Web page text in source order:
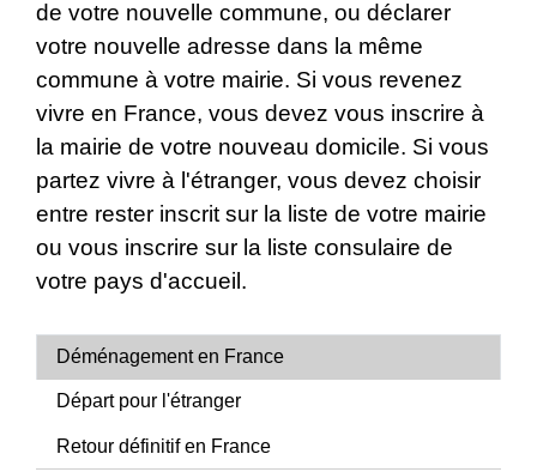
de votre nouvelle commune, ou déclarer
votre nouvelle adresse dans la même
commune à votre mairie. Si vous revenez
vivre en France, vous devez vous inscrire à
la mairie de votre nouveau domicile. Si vous
partez vivre à l'étranger, vous devez choisir
entre rester inscrit sur la liste de votre mairie
ou vous inscrire sur la liste consulaire de
votre pays d'accueil.
Déménagement en France
Départ pour l'étranger
Retour définitif en France